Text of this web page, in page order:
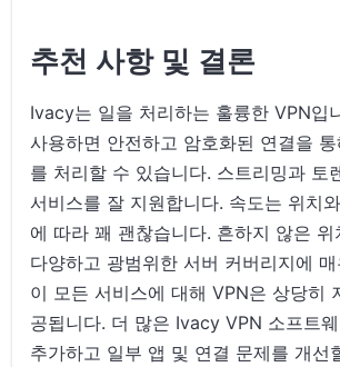
추천 사항 및 결론
Ivacy는 일을 처리하는 훌륭한 VPN입
사용하면 안전하고 암호화된 연결을
를 처리할 수 있습니다. 스트리밍과 토
서비스를 잘 지원합니다. 속도는 위치
에 따라 꽤 괜찮습니다. 흔하지 않은 위
다양하고 광범위한 서버 커버리지에
이 모든 서비스에 대해 VPN은 상당히
공됩니다. 더 많은 Ivacy VPN 소프트
추가하고 일부 앱 및 연결 문제를 개선